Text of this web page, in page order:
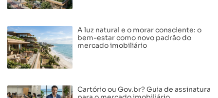
A luz natural e o morar consciente: o
bem-estar como novo padrão do
mercado imobiliário
Cartório ou Gov.br? Guia de assinatura